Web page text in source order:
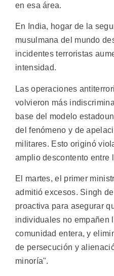
en esa área.
En India, hogar de la
musulmana del mundo
incidentes terroristas
intensidad.
Las operaciones
volvieron más
base del modelo
del fenómeno y de
militares. Esto originó
amplio descontento entre
El martes, el primer
admitió excesos. Singh
proactiva para asegurar
individuales no empañen
comunidad entera, y
de persecución y
minoría".